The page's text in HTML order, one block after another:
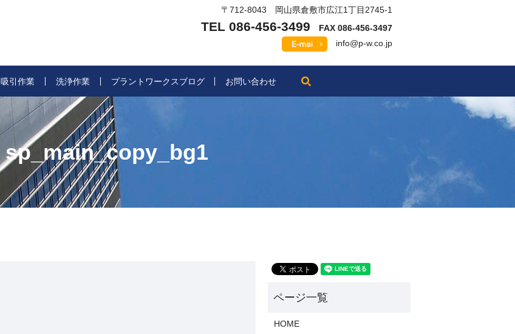
〒712-8043 岡山県倉敷市広江1丁目2745-1
TEL 086-456-3499 FAX 086-456-3497
info@p-w.co.jp
吸引作業 洗浄作業 プラントワークスブログ お問い合わせ
sp_main_copy_bg1
HOME